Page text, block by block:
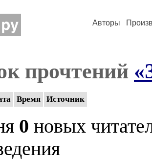
Авторы
прочтений
Время Источник
0 новых